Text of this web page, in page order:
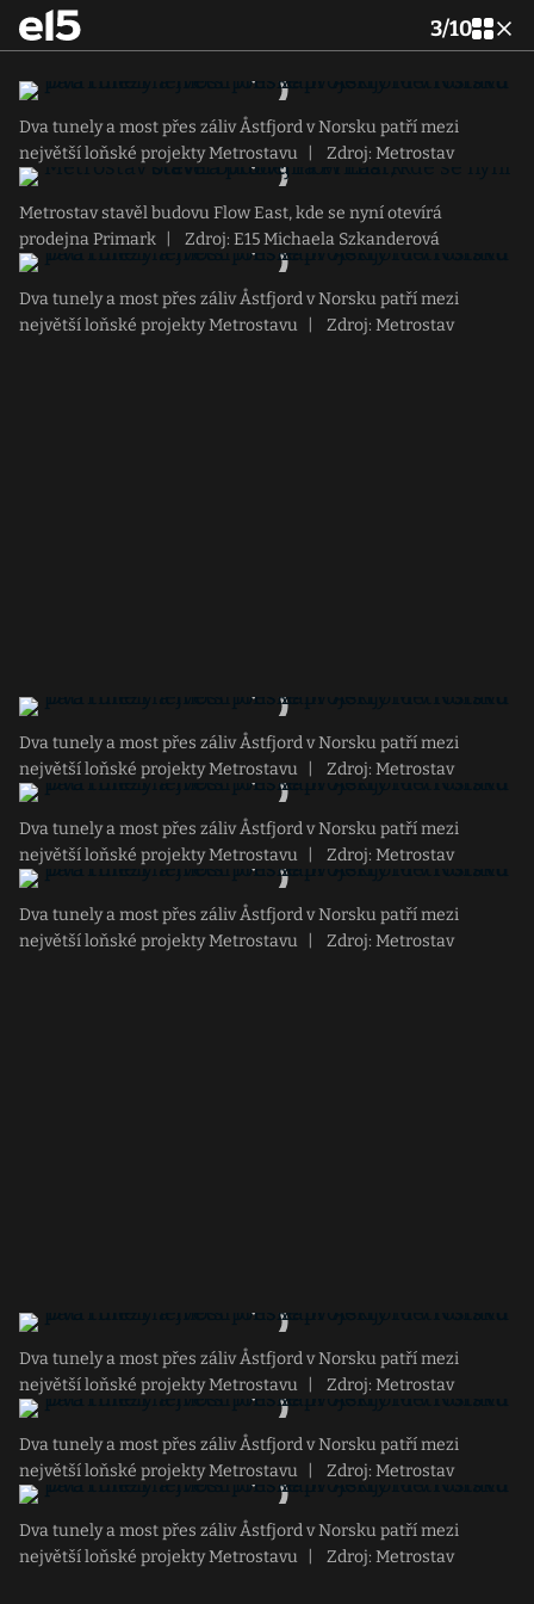
3/10
Dva tunely a most přes záliv Åstfjord v Norsku patří mezi
největší loňské projekty Metrostavu
Zdroj: Metrostav
Metrostav stavěl budovu Flow East, kde se nyní otevírá
prodejna Primark
Zdroj: E15 Michaela Szkanderová
Dva tunely a most přes záliv Åstfjord v Norsku patří mezi
největší loňské projekty Metrostavu
Zdroj: Metrostav
Dva tunely a most přes záliv Åstfjord v Norsku patří mezi
největší loňské projekty Metrostavu
Zdroj: Metrostav
Dva tunely a most přes záliv Åstfjord v Norsku patří mezi
největší loňské projekty Metrostavu
Zdroj: Metrostav
Dva tunely a most přes záliv Åstfjord v Norsku patří mezi
největší loňské projekty Metrostavu
Zdroj: Metrostav
Dva tunely a most přes záliv Åstfjord v Norsku patří mezi
největší loňské projekty Metrostavu
Zdroj: Metrostav
Dva tunely a most přes záliv Åstfjord v Norsku patří mezi
největší loňské projekty Metrostavu
Zdroj: Metrostav
Dva tunely a most přes záliv Åstfjord v Norsku patří mezi
největší loňské projekty Metrostavu
Zdroj: Metrostav